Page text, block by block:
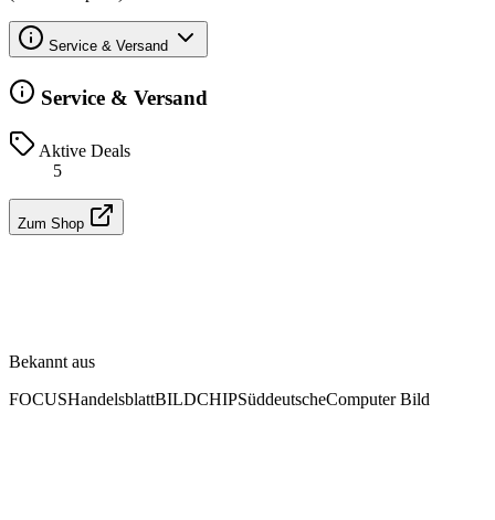
Service & Versand
Service & Versand
Aktive Deals
5
Zum Shop
Bekannt aus
FOCUSHandelsblattBILDCHIPSüddeutscheComputer Bild